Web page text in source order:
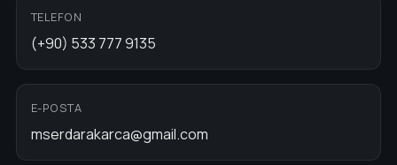
TELEFON
(+90) 533 777 9135
E-POSTA
mserdarakarca@gmail.com